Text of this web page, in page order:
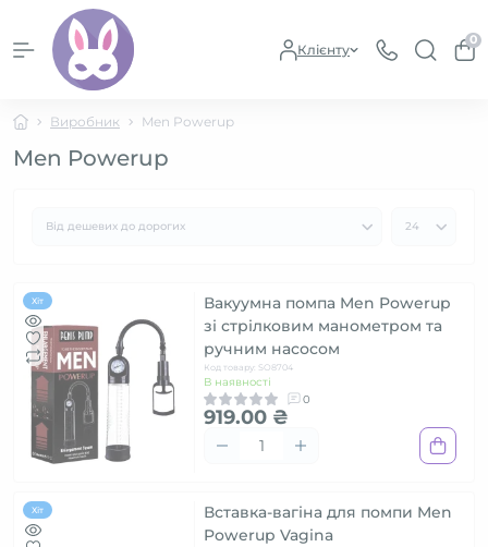
Клієнту
0
Виробник Men Powerup
Men Powerup
Хіт
Вакуумна помпа Men Powerup
зі стрілковим манометром та
ручним насосом
Код товару: SO8704
В наявності
0
919.00 ₴
Хіт
Вставка-вагіна для помпи Men
Powerup Vagina